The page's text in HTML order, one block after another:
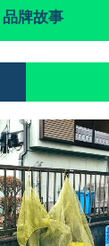
品牌故事